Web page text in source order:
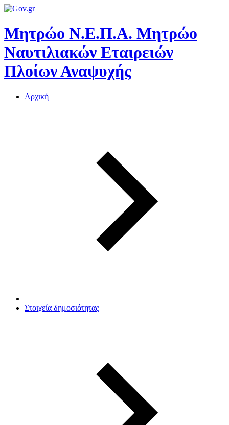
Μητρώο Ν.Ε.Π.Α. Μητρώο
Ναυτιλιακών Εταιρειών
Πλοίων Αναψυχής
Αρχική
Στοιχεία δημοσιότητας